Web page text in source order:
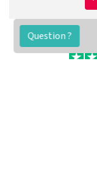
Question ?